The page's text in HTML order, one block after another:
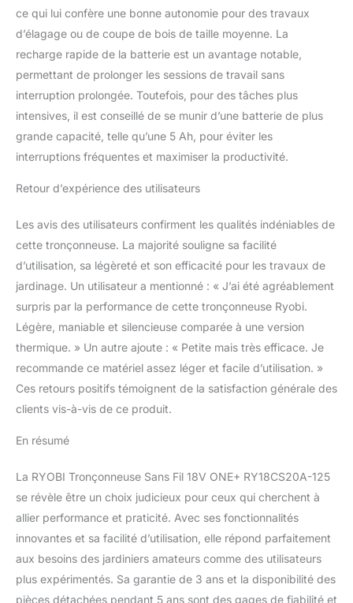
ce qui lui confère une bonne autonomie pour des travaux
d’élagage ou de coupe de bois de taille moyenne. La
recharge rapide de la batterie est un avantage notable,
permettant de prolonger les sessions de travail sans
interruption prolongée. Toutefois, pour des tâches plus
intensives, il est conseillé de se munir d’une batterie de plus
grande capacité, telle qu’une 5 Ah, pour éviter les
interruptions fréquentes et maximiser la productivité.
Retour d’expérience des utilisateurs
Les avis des utilisateurs confirment les qualités indéniables de
cette tronçonneuse. La majorité souligne sa facilité
d’utilisation, sa légèreté et son efficacité pour les travaux de
jardinage. Un utilisateur a mentionné : « J’ai été agréablement
surpris par la performance de cette tronçonneuse Ryobi.
Légère, maniable et silencieuse comparée à une version
thermique. » Un autre ajoute : « Petite mais très efficace. Je
recommande ce matériel assez léger et facile d’utilisation. »
Ces retours positifs témoignent de la satisfaction générale des
clients vis-à-vis de ce produit.
En résumé
La RYOBI Tronçonneuse Sans Fil 18V ONE+ RY18CS20A-125
se révèle être un choix judicieux pour ceux qui cherchent à
allier performance et praticité. Avec ses fonctionnalités
innovantes et sa facilité d’utilisation, elle répond parfaitement
aux besoins des jardiniers amateurs comme des utilisateurs
plus expérimentés. Sa garantie de 3 ans et la disponibilité des
pièces détachées pendant 5 ans sont des gages de fiabilité et